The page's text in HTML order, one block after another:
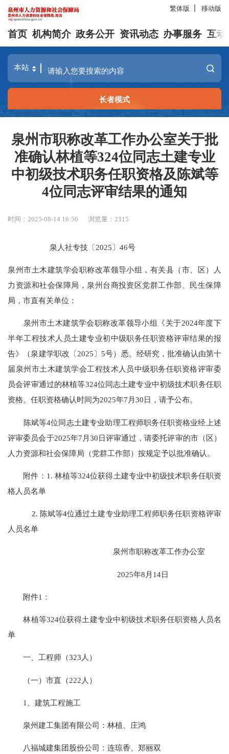
繁体版 移动版
首页 机构简介 政务公开 资讯动态 办事服务 互动
长者模式
泉州市职称改革工作办公室关于批
准确认林植等324位同志土建专业
中初级技术职务任职资格及陈斌等
4位同志评审结果的通知
时间：2025-08-14 16:50 浏览量：2315
泉人社专技〔2025〕46号
泉州市土木建筑学会职称改革领导小组，有关县（市、区）人
力资源和社会保障局，泉州台商投资区党群工作部、民生保障
局，市直有关单位：
泉州市土木建筑学会职称改革领导小组《关于2024年度下
半年工程技术人员土建专业初中级职务任职资格评审结果的报
告》（泉建学职改〔2025〕5号）悉。经研究，批准确认由第十
届泉州市土木建筑学会工程技术人员中级职务任职资格评审委
员会评审通过的林植等324位同志土建专业中初级技术职务任职
资格。任职资格确认时间为2025年7月30日，请予公布。
陈斌等4位同志土建专业助理工程师职务任职资格业经上述
评审委员会于2025年7月30日评审通过，请委托评审的市（区）
人力资源和社会保障局（党群工作部）按规定予以批准确认。
附件：1. 林植等324位获得土建专业中初级技术职务任职资
格人员名单
2. 陈斌等4位通过土建专业助理工程师职务任职资格评审
人员名单
泉州市职称改革工作办公室
2025年8月14日
附件1：
林植等324位获得土建专业中初级技术职务任职资格人员名
单
一、工程师（323人）
（一）市直（222人）
1、建筑工程施工
泉州建工集团有限公司：林植、庄鸿
八福城建集团股份公司：连琼香、郑丽双